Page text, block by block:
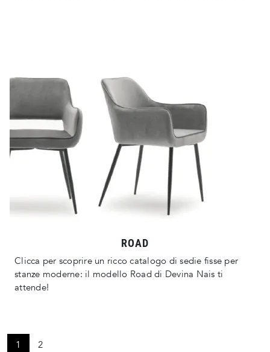
ROAD
Clicca per scoprire un ricco catalogo di sedie fisse per
stanze moderne: il modello Road di Devina Nais ti
attende!
1 2